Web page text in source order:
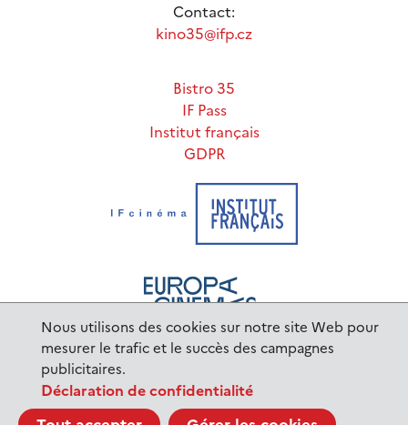
Nous utilisons des cookies sur notre site Web pour
mesurer le trafic et le succès des campagnes
publicitaires.
Déclaration de confidentialité
Contact:
kino35@ifp.cz
Bistro 35
IF Pass
Institut français
GDPR
© 2023 Institut français de Prague |
code:BurnITdesign:Tajpej Design